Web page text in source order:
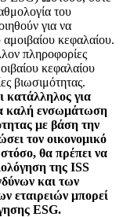
του
για να
αμοιβαίου κεφαλαίου.
πληροφορίες
κεφαλαίου
βιωσιμότητας.
κατάλληλος για
καλή ενσωμάτωση
με βάση την
τον οικονομικό
θα πρέπει να
της ISS
και των
εταιρειών μπορεί
ESG.